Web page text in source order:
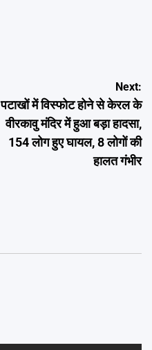
Next:
पटाखों में विस्फोट होने से केरल के
वीरकावु मंदिर में हुआ बड़ा हादसा,
154 लोग हुए घायल, 8 लोगों की
हालत गंभीर